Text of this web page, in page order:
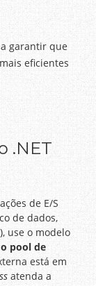
garantir que
eficientes
.NET
de E/S
de dados,
use o modelo
pool de
está em
atenda a